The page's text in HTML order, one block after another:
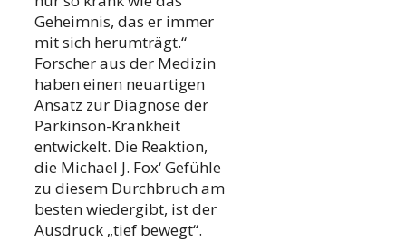
Geheimnis, das er immer
mit sich herumträgt.“
Forscher aus der Medizin
haben einen neuartigen
Ansatz zur Diagnose der
Parkinson-Krankheit
entwickelt. Die Reaktion,
die Michael J. Fox‘ Gefühle
zu diesem Durchbruch am
besten wiedergibt, ist der
Ausdruck „tief bewegt“.